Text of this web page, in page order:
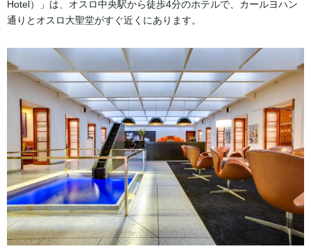
Hotel）」は、オスロ中央駅から徒歩4分のホテルで、カールヨハン
通りとオスロ大聖堂がすぐ近くにあります。